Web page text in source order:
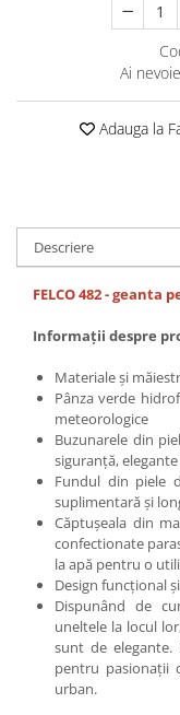
Ai
Adauga la
Descriere
FELCO 482 -
Informații despre
Materiale și
Pânza verde
meteorologice
Buzunarele din
siguranță,
Fundul din piele
suplimentară și
Căptușeala din
confectionate
la apă pentru o
Design funcțional
Dispunând de
uneltele la locul
sunt de
pentru pasionații
urban.